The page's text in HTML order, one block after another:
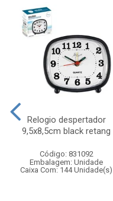
Relogio despertador
9,5x8,5cm black retang
Código: 831092
Embalagem: Unidade
Caixa Com: 144 Unidade(s)